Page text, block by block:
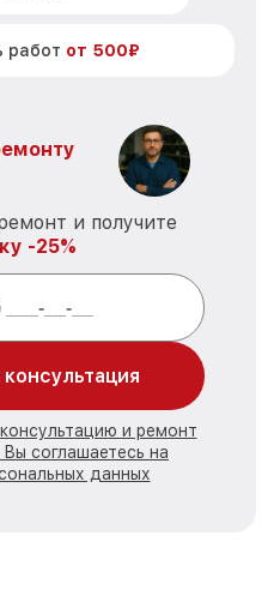
работ от 500₽
и получите
-25%
и ремонт
соглашаетесь на
данных